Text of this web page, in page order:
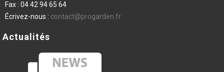
Fax : 04 42 94 65 64
Écrivez-nous : contact@progarden.fr
Actualités